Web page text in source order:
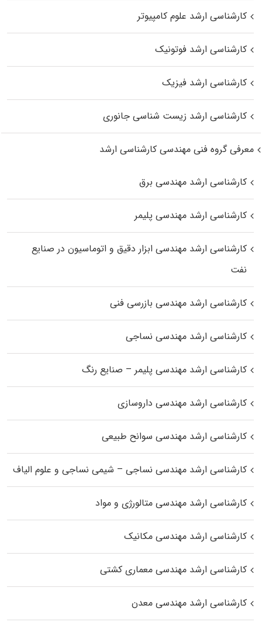
کارشناسی ارشد علوم کامپیوتر
کارشناسی ارشد فوتونیک
کارشناسی ارشد فیزیک
کارشناسی ارشد زیست‌ شناسی جانوری
معرفی گروه فنی مهندسی کارشناسی ارشد
کارشناسی ارشد مهندسی برق
کارشناسی ارشد مهندسی پلیمر
کارشناسی ارشد مهندسی ابزار دقیق و اتوماسیون در صنایع
نفت
کارشناسی ارشد مهندسی بازرسی فنی
کارشناسی ارشد مهندسی نساجی
کارشناسی ارشد مهندسی پلیمر – صنایع رنگ
کارشناسی ارشد مهندسی داروسازی
کارشناسی ارشد مهندسی سوانح طبیعی
کارشناسی ارشد مهندسی نساجی – شیمی نساجی و علوم الیاف
کارشناسی ارشد مهندسی متالورژی و مواد
کارشناسی ارشد مهندسی مکانیک
کارشناسی ارشد مهندسی معماری کشتی
کارشناسی ارشد مهندسی معدن